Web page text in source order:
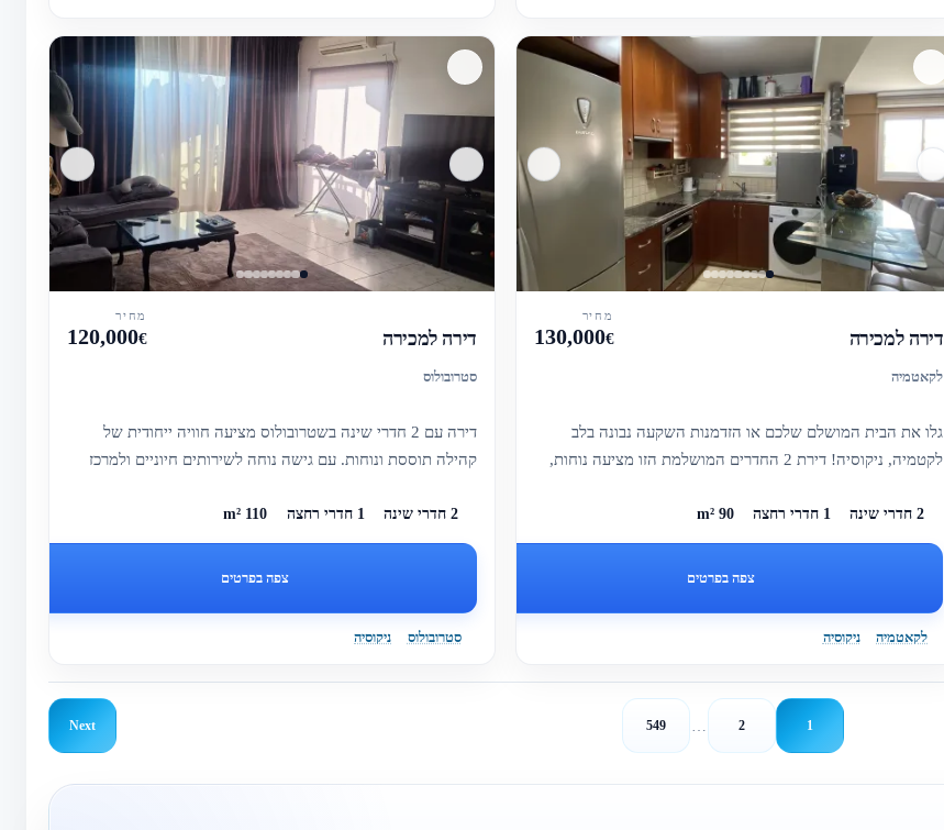
דירה למכירה
לקאטמיה
מחיר
€
130,000
גלו את הבית המושלם שלכם או הזדמנות השקעה נבונה בלב
לקטמיה, ניקוסיה! דירת 2 החדרים המושלמת הזו מציעה נוחות,
2 חדרי שינה 1 חדרי רחצה 90 m²
צפה בפרטים
לקאטמיה ניקוסיה
דירה למכירה
סטרובולוס
מחיר
€
120,000
דירה עם 2 חדרי שינה בשטרובולוס מציעה חוויה ייחודית של
קהילה תוססת ונוחות. עם גישה נוחה לשירותים חיוניים ולמרכז
2 חדרי שינה 1 חדרי רחצה 110 m²
צפה בפרטים
סטרובולוס ניקוסיה
1
2
549
Next